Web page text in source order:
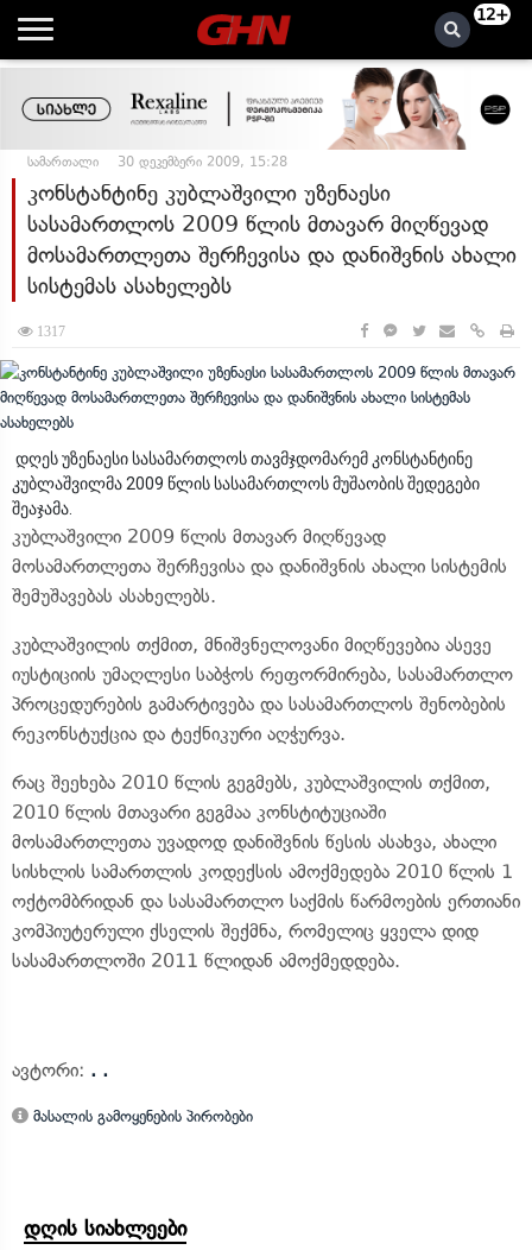
12+
სამართალი 30 დეკემბერი 2009, 15:28
კონსტანტინე კუბლაშვილი უზენაესი
სასამართლოს 2009 წლის მთავარ მიღწევად
მოსამართლეთა შერჩევისა და დანიშვნის ახალი
სისტემას ასახელებს
1317
დღეს უზენაესი სასამართლოს თავმჯდომარემ კონსტანტინე
კუბლაშვილმა 2009 წლის სასამართლოს მუშაობის შედეგები
შეაჯამა.
კუბლაშვილი 2009 წლის მთავარ მიღწევად
მოსამართლეთა შერჩევისა და დანიშვნის ახალი სისტემის
შემუშავებას ასახელებს.
კუბლაშვილის თქმით, მნიშვნელოვანი მიღწევებია ასევე
იუსტიციის უმაღლესი საბჭოს რეფორმირება, სასამართლო
პროცედურების გამარტივება და სასამართლოს შენობების
რეკონსტუქცია და ტექნიკური აღჭურვა.
რაც შეეხება 2010 წლის გეგმებს, კუბლაშვილის თქმით,
2010 წლის მთავარი გეგმაა კონსტიტუციაში
მოსამართლეთა უვადოდ დანიშვნის წესის ასახვა, ახალი
სისხლის სამართლის კოდექსის ამოქმედება 2010 წლის 1
ოქტომბრიდან და სასამართლო საქმის წარმოების ერთიანი
კომპიუტერული ქსელის შექმნა, რომელიც ყველა დიდ
სასამართლოში 2011 წლიდან ამოქმედდება.
ავტორი: . .
მასალის გამოყენების პირობები
დღის სიახლეები